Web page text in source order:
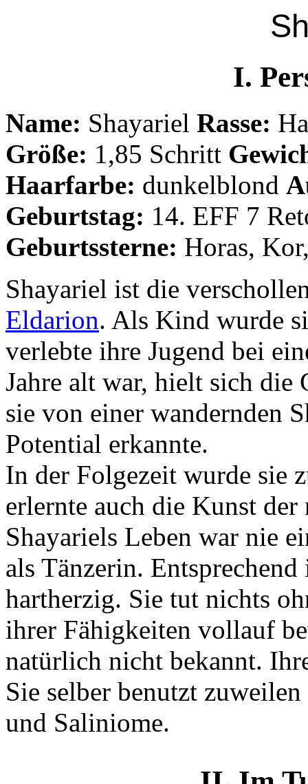
I.
Name: Shayariel Rasse:
Größe: 1,85 Schritt
Haarfarbe: dunkelblond
Geburtstag: 14. EFF 7
Geburtssterne: Horas,
Shayariel ist die
Eldarion. Als Kind wurde
verlebte ihre Jugend bei
Jahre alt war, hielt sich die
sie von einer wandernden
Potential erkannte.
In der Folgezeit wurde sie
erlernte auch die Kunst der
Shayariels Leben war nie
als Tänzerin.
hartherzig. Sie tut nichts
ihrer Fähigkeiten vollauf
natürlich nicht bekannt.
Sie selber benutzt
und Saliniome.